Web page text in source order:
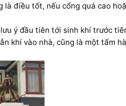
điều tốt, nếu cổng quá cao
ý đầu tiên tới sinh khí trước
khí vào nhà, cũng là một tấm